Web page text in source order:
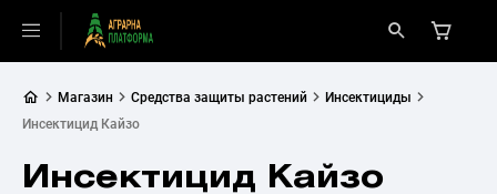
Магазин Средства защиты растений
Инсектициды
Инсектицид Кайзо
Инсектицид Кайзо